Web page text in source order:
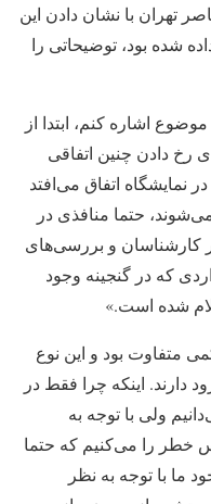
تهران با نشان دادن این
شده بود، توضیحاتی را
اشاره کنم، ابتدا از
رخ دادن چنین اتفاقی
نمایشگاه اتفاق می‌افتد
حتما منافذی در
کارشناسان و بررسی‌های
که در گنجینه وجود
شده است.»
متفاوت بود و این نوع
دارند. اینکه چرا فقط در
ولی با توجه به
خطر را می‌کنیم که حتما
ما با توجه به نظر